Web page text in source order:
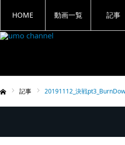
HOME 動画一覧 記事
記事 20191112_決戦